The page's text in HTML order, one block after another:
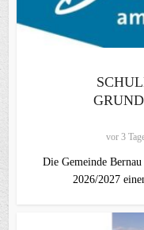
vor 3
Die Gemeinde
2026/2027